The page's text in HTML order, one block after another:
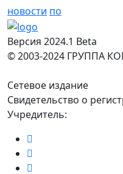
новости по
Версия 2024.1 Beta
© 2003-2024 ГРУППА
Сетевое издание
Свидетельство о
Учредитель: